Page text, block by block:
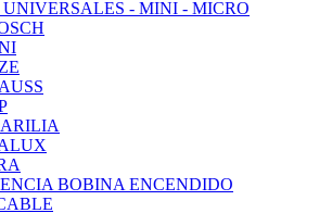
- MINI - MICRO
BOBINA ENCENDIDO